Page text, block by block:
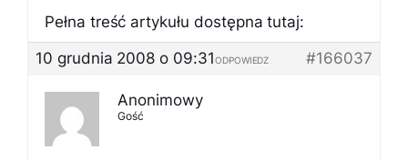
Pełna treść artykułu dostępna tutaj:
10 grudnia 2008 o 09:31
#166037
ODPOWIEDZ
Anonimowy
Gość